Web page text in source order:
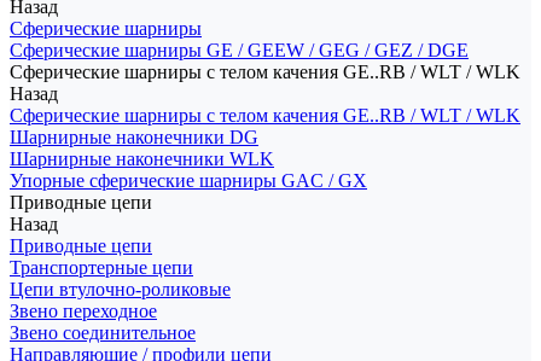
Назад
Сферические шарниры
Сферические шарниры GE / GEEW / GEG / GEZ / DGE
Сферические шарниры с телом качения GE..RB / WLT / WLK
Назад
Сферические шарниры с телом качения GE..RB / WLT / WLK
Шарнирные наконечники DG
Шарнирные наконечники WLK
Упорные сферические шарниры GAC / GX
Приводные цепи
Назад
Приводные цепи
Транспортерные цепи
Цепи втулочно-роликовые
Звено переходное
Звено соединительное
Направляющие / профили цепи